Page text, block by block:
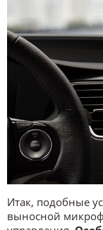
Итак, подобные
выносной